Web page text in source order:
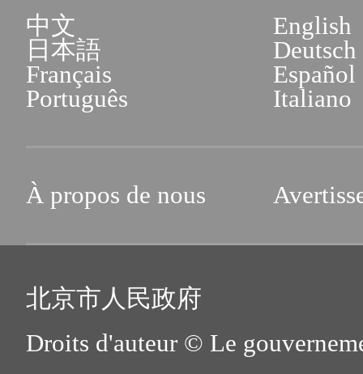
中文
English
日本語
Deutsch
Français
Español
Português
Italiano
À propos de nous
北京市人民政府
Droits d'auteur © Le